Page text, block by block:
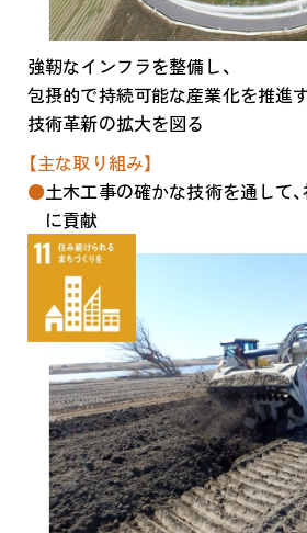
強靭なインフラを整備し、
包摂的で持続可能な産業化を推進
技術革新の拡大を図る
【主な取り組み】
土木工事の確かな技術を通して
に貢献